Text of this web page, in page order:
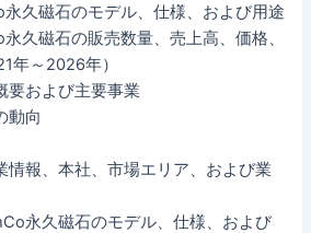
久磁石のモデル、仕様、および用途
久磁石の販売数量、売上高、価格、
年～2026年）
要および主要事業
動向
情報、本社、市場エリア、および業
永久磁石のモデル、仕様、および